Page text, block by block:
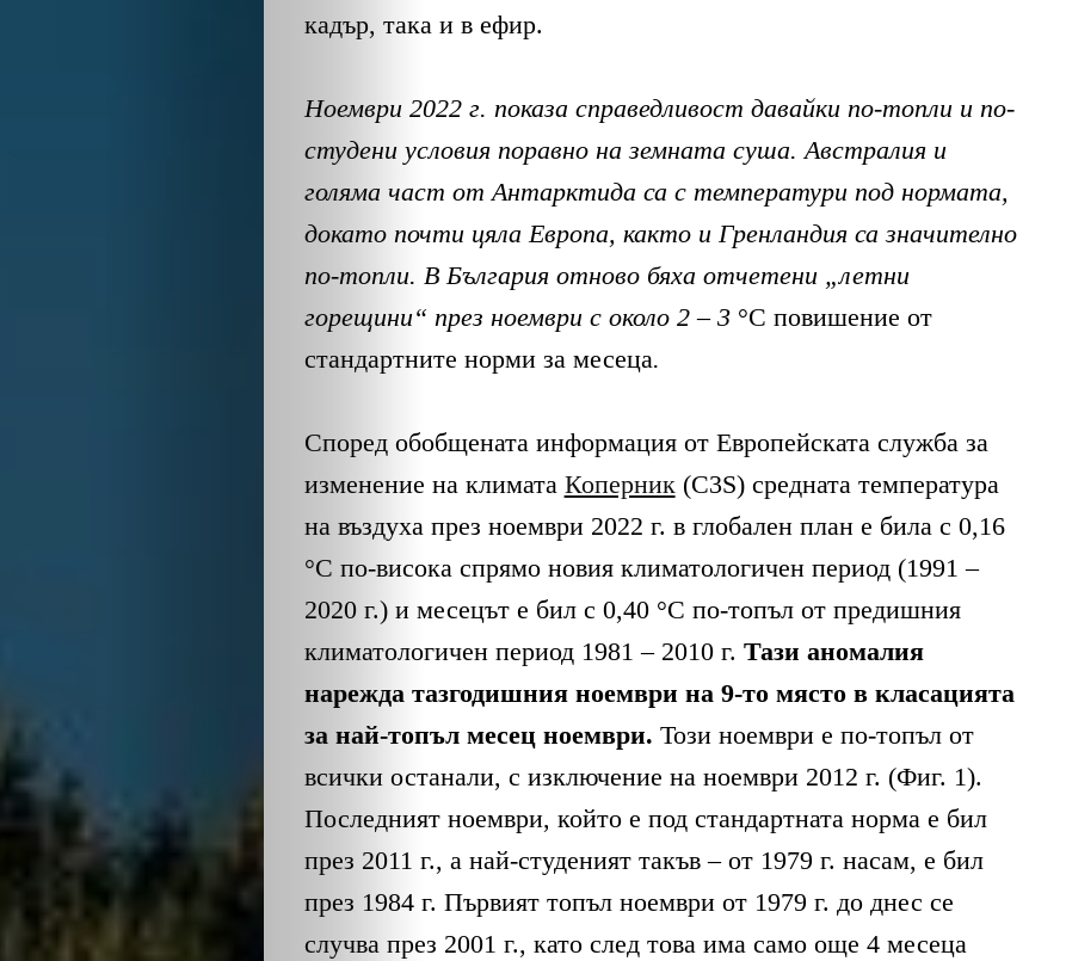
кадър, така и в ефир.
Ноември 2022 г. показа справедливост давайки по-топли и по-
студени условия поравно на земната суша. Австралия и
голяма част от Антарктида са с температури под нормата,
докато почти цяла Европа, както и Гренландия са значително
по-топли. В България отново бяха отчетени „летни
горещини“ през ноември с около 2– 3 °C повишение от
стандартните норми за месеца.
Според обобщената информация от Европейската служба за
изменение на климата Коперник(C3S) средната температура
на въздуха през ноември 2022 г. в глобален план е била с 0,16
°C по-висока спрямо новия климатологичен период (1991 –
2020 г.) и месецът е бил с 0,40 °C по-топъл от предишния
климатологичен период 1981 – 2010 г. Тази аномалия
нарежда тазгодишния ноември на 9-то място в класацията
за най-топъл месец ноември. Този ноември е по-топъл от
всички останали, с изключение на ноември 2012 г. (Фиг. 1).
Последният ноември, който е под стандартната норма е бил
през 2011 г., а най-студеният такъв – от 1979 г. насам, е бил
през 1984 г. Първият топъл ноември от 1979 г. до днес се
случва през 2001 г., като след това има само още 4 месеца